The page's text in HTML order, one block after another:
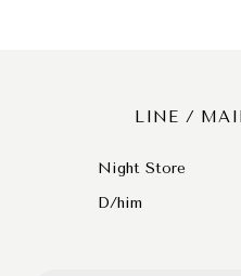
LINE /
Night Store
D/him